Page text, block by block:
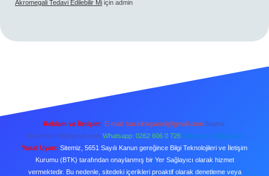
Akromegali Tedavi Edilebilir Mi için admin
Reklam ve İletişim: E-mail: backlinkpaneli@gmail.com Teams:
forumhizmeti@gmail.com Whatsapp: 0262 606 0 726 Telegram: @karabul
Yasal Uyarı: Sitemiz, 5651 Sayılı Kanun gereğince Bilgi Teknolojileri ve İletişim
Kurumu (BTK) tarafından onaylanmış bir Yer Sağlayıcı olarak hizmet
vermektedir. Bu nedenle, sitedeki içerikleri proaktif olarak denetleme veya